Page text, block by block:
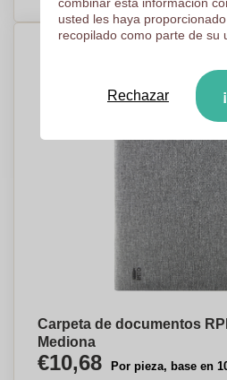
Carpeta de documentos
Mediona
€10,68 Por pieza, base en
usted les haya
recopilado como parte de su
Rechazar